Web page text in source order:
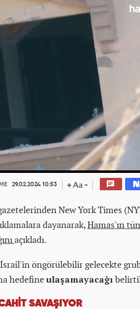
29.02.2024 10:53
New York Times
dayanarak,Hamas'ın
açıkladı.
öngörülebilir gelecekte
hedefineulaşamayacağı
SAVAŞIYOR